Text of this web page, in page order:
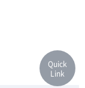
Quick
Link